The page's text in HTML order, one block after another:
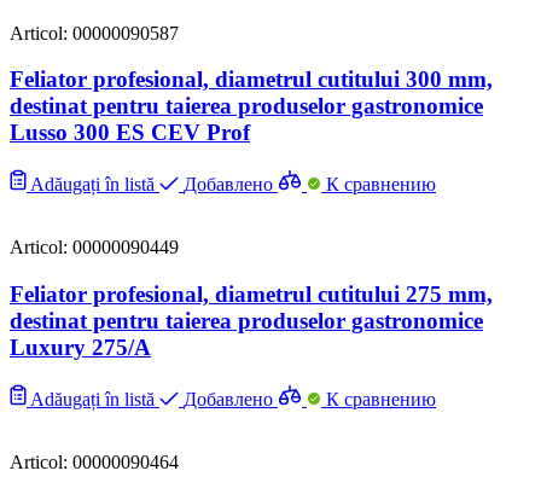
Articol: 00000090587
Feliator profesional, diametrul cutitului 300 mm,
destinat pentru taierea produselor gastronomice
Lusso 300 ES CEV Prof
Adăugați în listă Добавлено К сравнению
Articol: 00000090449
Feliator profesional, diametrul cutitului 275 mm,
destinat pentru taierea produselor gastronomice
Luxury 275/A
Adăugați în listă Добавлено К сравнению
Articol: 00000090464